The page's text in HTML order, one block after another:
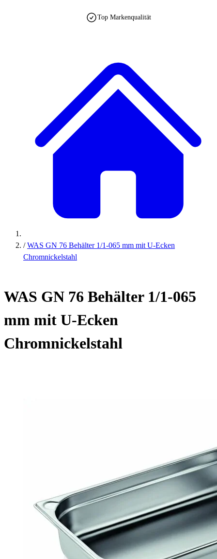
Top Markenqualität
/ WAS GN 76 Behälter 1/1-065 mm mit U-Ecken
Chromnickelstahl
WAS GN 76 Behälter 1/1-065
mm mit U-Ecken
Chromnickelstahl